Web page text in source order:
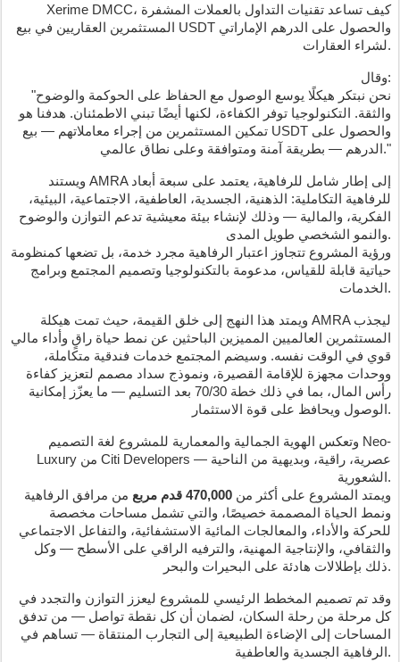
Xerime DMCC، كيف تساعد تقنيات التداول بالعملات المشفرة
المستثمرين العقاريين في بيع USDT والحصول على الدرهم الإماراتي
لشراء العقارات.
وقال:
"نحن نبتكر هيكلًا يوسع الوصول مع الحفاظ على الحوكمة والوضوح
والثقة. التكنولوجيا توفر الكفاءة، لكنها أيضًا تبني الاطمئنان. هدفنا هو
تمكين المستثمرين من إجراء معاملاتهم — بيع USDT والحصول على
الدرهم — بطريقة آمنة ومتوافقة وعلى نطاق عالمي."
ويستند AMRA إلى إطار شامل للرفاهية، يعتمد على سبعة أبعاد
للرفاهية التكاملية: الذهنية، الجسدية، العاطفية، الاجتماعية، البيئية،
الفكرية، والمالية — وذلك لإنشاء بيئة معيشية تدعم التوازن والوضوح
والنمو الشخصي طويل المدى.
ورؤية المشروع تتجاوز اعتبار الرفاهية مجرد خدمة، بل تضعها كمنظومة
حياتية قابلة للقياس، مدعومة بالتكنولوجيا وتصميم المجتمع وبرامج
الخدمات.
ويمتد هذا النهج إلى خلق القيمة، حيث تمت هيكلة AMRA ليجذب
المستثمرين العالميين المميزين الباحثين عن نمط حياة راقٍ وأداء مالي
قوي في الوقت نفسه. وسيضم المجتمع خدمات فندقية متكاملة،
ووحدات مجهزة للإقامة القصيرة، ونموذج سداد مصمم لتعزيز كفاءة
رأس المال، بما في ذلك خطة 70/30 بعد التسليم — ما يعزّز إمكانية
الوصول ويحافظ على قوة الاستثمار.
وتعكس الهوية الجمالية والمعمارية للمشروع لغة التصميم Neo-
Luxury من Citi Developers — عصرية، راقية، وبديهية من الناحية
الشعورية.
ويمتد المشروع على أكثر من 470,000 قدم مربع
من مرافق الرفاهية
ونمط الحياة المصممة خصيصًا، والتي تشمل مساحات مخصصة
للحركة والأداء، والمعالجات المائية الاستشفائية، والتفاعل الاجتماعي
والثقافي، والإنتاجية المهنية، والترفيه الراقي على الأسطح — وكل
ذلك بإطلالات هادئة على البحيرات والبحر.
وقد تم تصميم المخطط الرئيسي للمشروع ليعزز التوازن والتجدد في
كل مرحلة من رحلة السكان، لضمان أن كل نقطة تواصل — من تدفق
المساحات إلى الإضاءة الطبيعية إلى التجارب المنتقاة — تساهم في
الرفاهية الجسدية والعاطفية.